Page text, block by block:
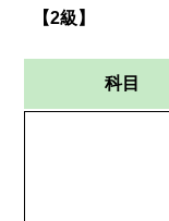
【2級】
科目